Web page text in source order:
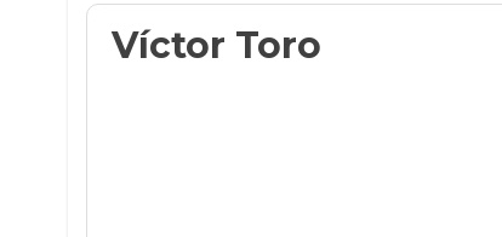
Víctor Toro